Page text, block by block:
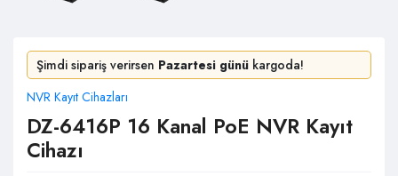
Şimdi sipariş verirsen Pazartesi günü kargoda!
NVR Kayıt Cihazları
DZ-6416P 16 Kanal PoE NVR Kayıt
Cihazı